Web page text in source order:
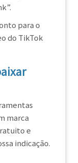
para o
do TikTok
marca
e
indicação.